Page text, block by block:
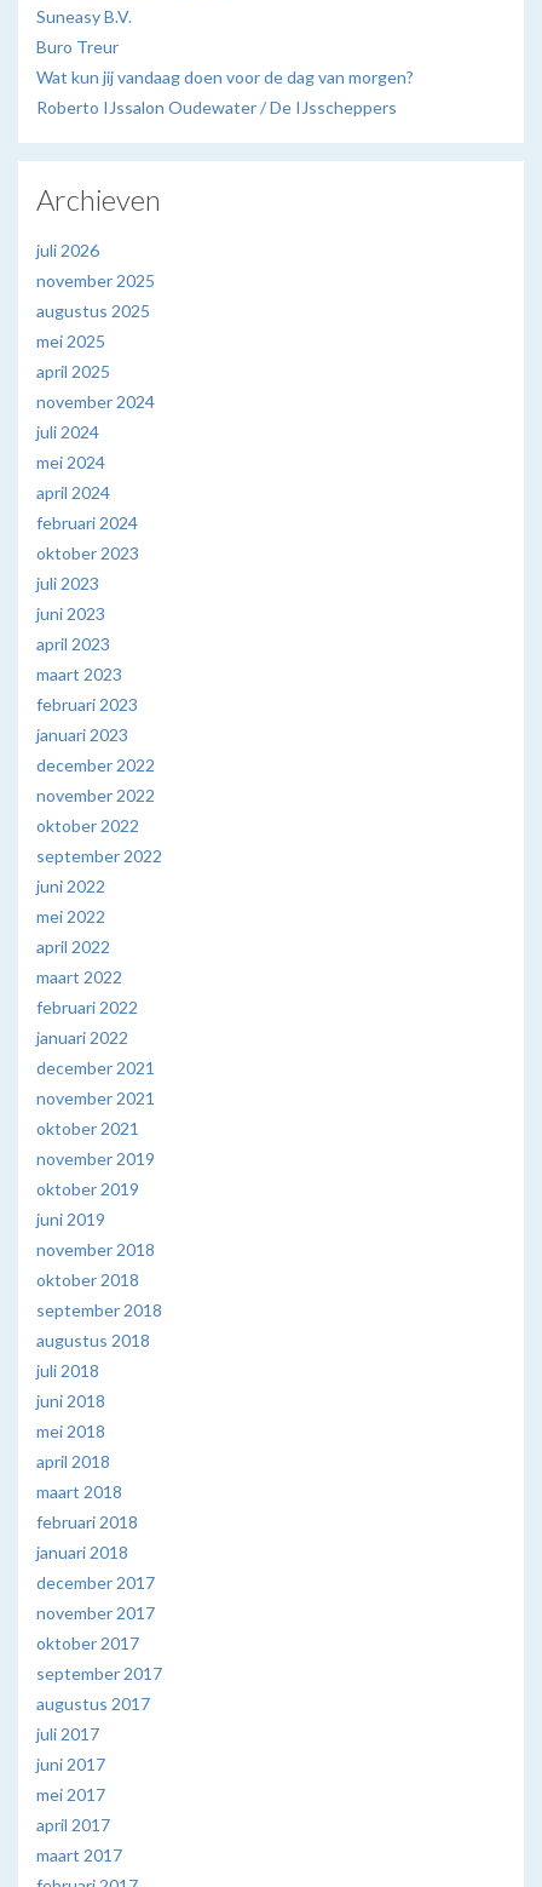
Suneasy B.V.
Buro Treur
Wat kun jij vandaag doen voor de dag van morgen?
Roberto IJssalon Oudewater / De IJsscheppers
Archieven
juli 2026
november 2025
augustus 2025
mei 2025
april 2025
november 2024
juli 2024
mei 2024
april 2024
februari 2024
oktober 2023
juli 2023
juni 2023
april 2023
maart 2023
februari 2023
januari 2023
december 2022
november 2022
oktober 2022
september 2022
juni 2022
mei 2022
april 2022
maart 2022
februari 2022
januari 2022
december 2021
november 2021
oktober 2021
november 2019
oktober 2019
juni 2019
november 2018
oktober 2018
september 2018
augustus 2018
juli 2018
juni 2018
mei 2018
april 2018
maart 2018
februari 2018
januari 2018
december 2017
november 2017
oktober 2017
september 2017
augustus 2017
juli 2017
juni 2017
mei 2017
april 2017
maart 2017